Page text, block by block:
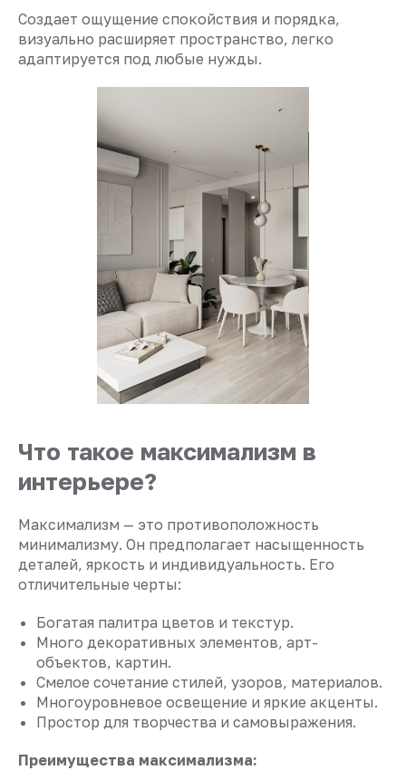
Создает ощущение спокойствия и порядка,
визуально расширяет пространство, легко
адаптируется под любые нужды.
Что такое максимализм в
интерьере?
Максимализм — это противоположность
минимализму. Он предполагает насыщенность
деталей, яркость и индивидуальность. Его
отличительные черты:
Богатая палитра цветов и текстур.
Много декоративных элементов, арт-
объектов, картин.
Смелое сочетание стилей, узоров, материалов.
Многоуровневое освещение и яркие акценты.
Простор для творчества и самовыражения.
Преимущества максимализма: